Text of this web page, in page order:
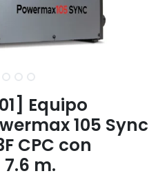
Equipo
105 Sync
CPC con
m.